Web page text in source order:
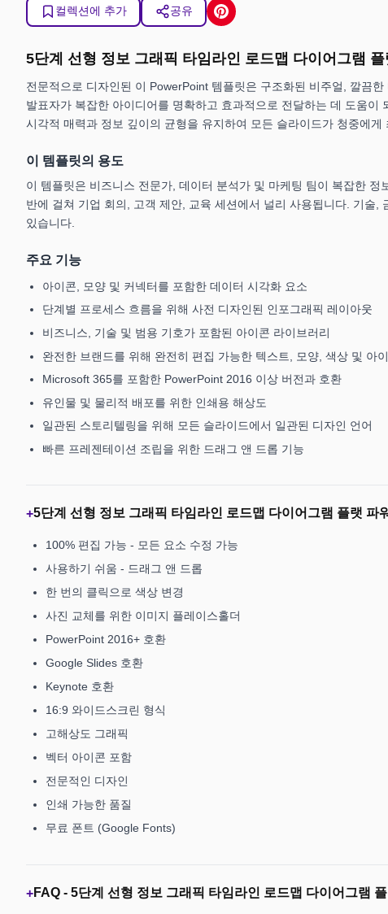
컬렉션에 추가 공유
5단계 선형 정보 그래픽 타임라인 로드맵 다이어그램
전문적으로 디자인된 이 PowerPoint 템플릿은 구조화된 비주얼, 깔끔
발표자가 복잡한 아이디어를 명확하고 효과적으로 전달하는 데 도움
시각적 매력과 정보 깊이의 균형을 유지하여 모든 슬라이드가 청중에게
이 템플릿의 용도
이 템플릿은 비즈니스 전문가, 데이터 분석가 및 마케팅 팀이 복잡한
반에 걸쳐 기업 회의, 고객 제안, 교육 세션에서 널리 사용됩니다. 기술
있습니다.
주요 기능
아이콘, 모양 및 커넥터를 포함한 데이터 시각화 요소
단계별 프로세스 흐름을 위해 사전 디자인된 인포그래픽 레이아웃
비즈니스, 기술 및 범용 기호가 포함된 아이콘 라이브러리
완전한 브랜드를 위해 완전히 편집 가능한 텍스트, 모양, 색상 및 아
Microsoft 365를 포함한 PowerPoint 2016 이상 버전과 호환
유인물 및 물리적 배포를 위한 인쇄용 해상도
일관된 스토리텔링을 위해 모든 슬라이드에서 일관된 디자인 언어
빠른 프레젠테이션 조립을 위한 드래그 앤 드롭 기능
+5단계 선형 정보 그래픽 타임라인 로드맵 다이어그램 플랫 파
100% 편집 가능 - 모든 요소 수정 가능
사용하기 쉬움 - 드래그 앤 드롭
한 번의 클릭으로 색상 변경
사진 교체를 위한 이미지 플레이스홀더
PowerPoint 2016+ 호환
Google Slides 호환
Keynote 호환
16:9 와이드스크린 형식
고해상도 그래픽
벡터 아이콘 포함
전문적인 디자인
인쇄 가능한 품질
무료 폰트 (Google Fonts)
+FAQ - 5단계 선형 정보 그래픽 타임라인 로드맵 다이어그램